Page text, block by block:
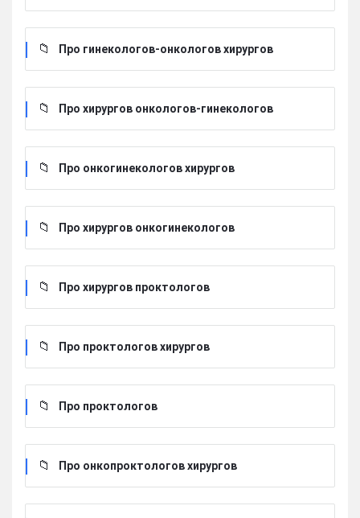
Про гинекологов-онкологов хирургов
Про хирургов онкологов-гинекологов
Про онкогинекологов хирургов
Про хирургов онкогинекологов
Про хирургов проктологов
Про проктологов хирургов
Про проктологов
Про онкопроктологов хирургов